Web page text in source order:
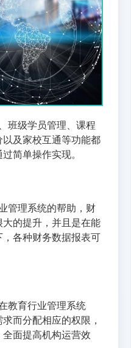
班级学员管理、课程
及家校互通等功能都
简单操作实现。
管理系统的帮助，财
的提升，并且是在能
各种财务数据报表可
教育行业管理系统
而分配相应的权限，
面提高机构运营效